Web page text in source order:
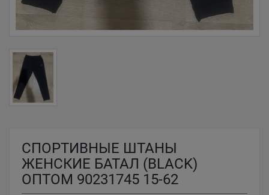
СПОРТИВНЫЕ ШТАНЫ
ЖЕНСКИЕ БАТАЛ (BLACK)
ОПТОМ 90231745 15-62